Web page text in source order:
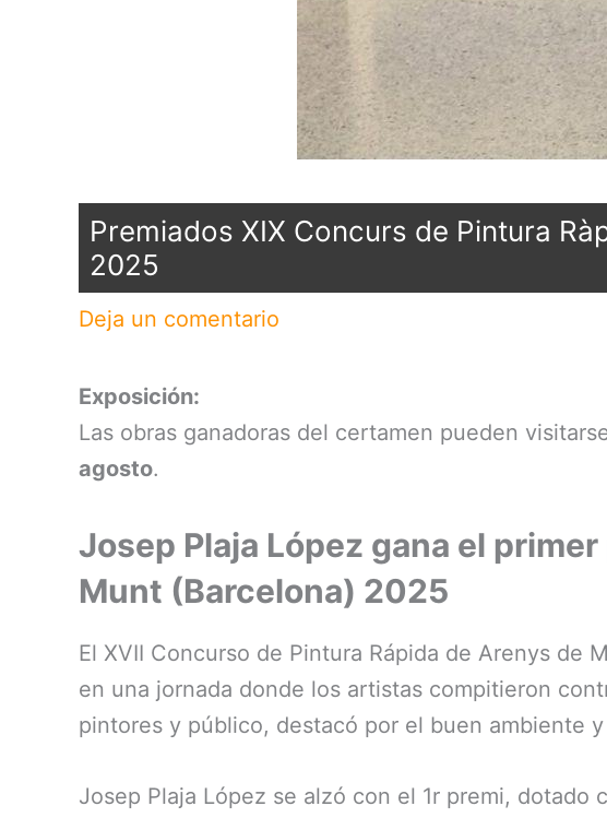
Premiados XIX Concurs de Pintura
2025
Deja un comentario
Exposición:
Las obras ganadoras del certamen pueden
agosto.
Josep Plaja López gana el
Munt (Barcelona) 2025
El XVII Concurso de Pintura Rápida de Arenys
en una jornada donde los artistas compitieron
pintores y público, destacó por el buen ambiente
Josep Plaja López se alzó con el 1r premi,